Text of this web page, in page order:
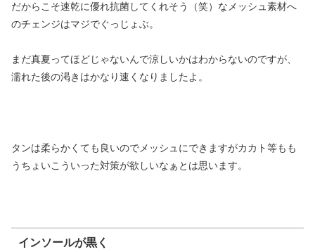
だからこそ速乾に優れ抗菌してくれそう（笑）なメッシュ素材へ
のチェンジはマジでぐっじょぶ。
まだ真夏ってほどじゃないんで涼しいかはわからないのですが、
濡れた後の渇きはかなり速くなりましたよ。
タンは柔らかくても良いのでメッシュにできますがカカト等もも
うちょいこういった対策が欲しいなぁとは思います。
インソールが黒く